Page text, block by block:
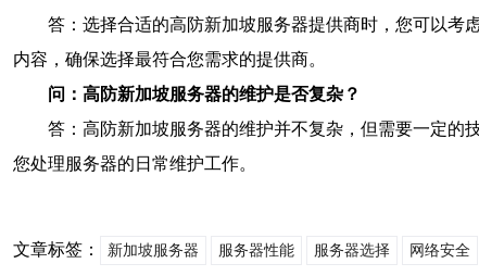
答：选择合适的高防新加坡服务器提供商时，您可以考
内容，确保选择最符合您需求的提供商。
问：高防新加坡服务器的维护是否复杂？
答：高防新加坡服务器的维护并不复杂，但需要一定的
您处理服务器的日常维护工作。
文章标签： 新加坡服务器 服务器性能 服务器选择 网络安全